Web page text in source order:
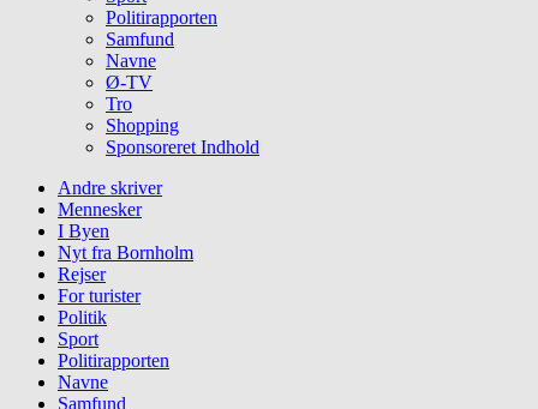
Politirapporten
Samfund
Navne
Ø-TV
Tro
Shopping
Sponsoreret Indhold
Andre skriver
Mennesker
I Byen
Nyt fra Bornholm
Rejser
For turister
Politik
Sport
Politirapporten
Navne
Samfund